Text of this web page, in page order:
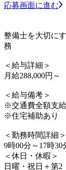
応募画面に進む
整備士を大切に
務
＜給与詳細＞
月給288,000円～
＜給与備考＞
※交通費全額支給
※住宅補助あり
＜勤務時間詳細＞
9時00分～17時
＜休日・休暇＞
日曜・祝日＋第